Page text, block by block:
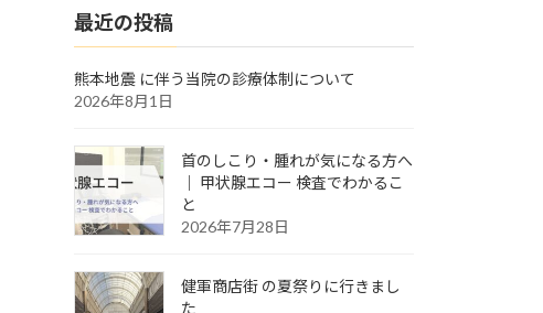
最近の投稿
熊本地震 に伴う当院の診療体制について
2026年8月1日
首のしこり・腫れが気になる方へ
｜ 甲状腺エコー 検査でわかるこ
と
2026年7月28日
健軍商店街 の夏祭りに行きまし
た